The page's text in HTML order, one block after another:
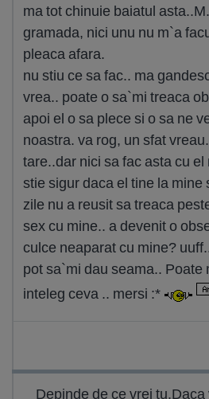
ma tot chinuie baiatul
gramada, nici unu nu m`a
pleaca afara.
nu stiu ce sa fac.. ma
vrea.. poate o sa`mi treaca
apoi el o sa plece si o sa ne
noastra. va rog, un sfat
tare..dar nici sa fac asta cu el
stie sigur daca el tine la mine
zile nu a reusit sa treaca
sex cu mine.. a devenit o
culce neaparat cu mine?
pot sa`mi dau seama.. Poate
inteleg ceva .. mersi :*
Depinde de ce vrei